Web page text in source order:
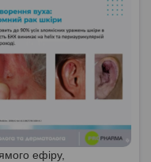
ефіру,